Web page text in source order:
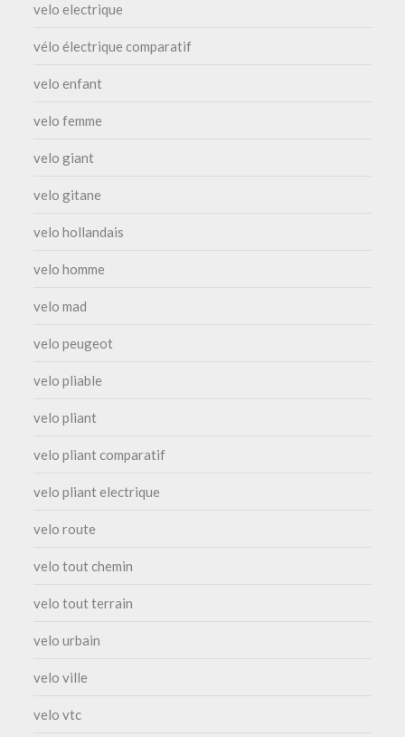
velo electrique
vélo électrique comparatif
velo enfant
velo femme
velo giant
velo gitane
velo hollandais
velo homme
velo mad
velo peugeot
velo pliable
velo pliant
velo pliant comparatif
velo pliant electrique
velo route
velo tout chemin
velo tout terrain
velo urbain
velo ville
velo vtc